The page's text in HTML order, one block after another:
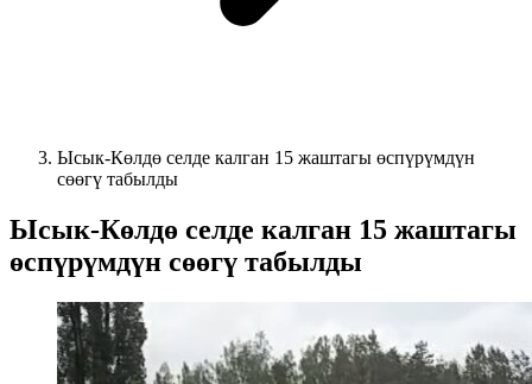
Ысык-Көлдө селде калган 15 жаштагы өспүрүмдүн
сөөгү табылды
Ысык-Көлдө селде калган 15 жаштагы
өспүрүмдүн сөөгү табылды